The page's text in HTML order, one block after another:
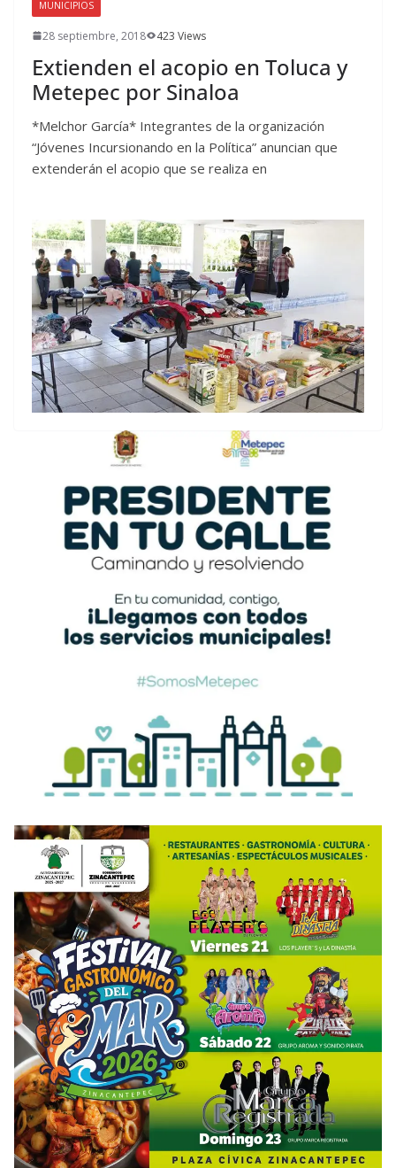
MUNICIPIOS
28 septiembre, 2018 423 Views
Extienden el acopio en Toluca y
Metepec por Sinaloa
*Melchor García* Integrantes de la organización
“Jóvenes Incursionando en la Política” anuncian que
extenderán el acopio que se realiza en